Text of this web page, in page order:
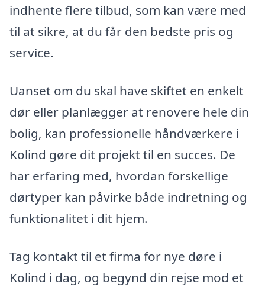
indhente flere tilbud, som kan være med
til at sikre, at du får den bedste pris og
service.
Uanset om du skal have skiftet en enkelt
dør eller planlægger at renovere hele din
bolig, kan professionelle håndværkere i
Kolind gøre dit projekt til en succes. De
har erfaring med, hvordan forskellige
dørtyper kan påvirke både indretning og
funktionalitet i dit hjem.
Tag kontakt til et firma for nye døre i
Kolind i dag, og begynd din rejse mod et